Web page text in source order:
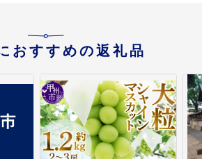
おすすめの返礼品